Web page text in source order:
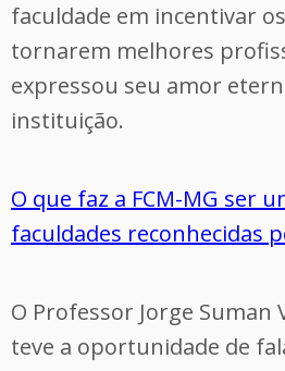
faculdade em incentivar
tornarem melhores
expressou seu amor
instituição.
O que faz a FCM-MG ser
faculdades reconhecidas
O Professor Jorge Suman
teve a oportunidade de